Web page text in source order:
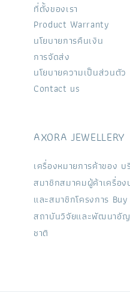
ที่ตั้งของเรา
Product Warranty
นโยบายการคืนเงิน
การจัดส่ง
นโยบายความเป็นส่วนตัว
Contact us
AXORA JEWELLERY
เครื่องหมายการค้าของ
สมาชิกสมาคมผู้ค้าเครื่
และสมาชิกโครงการ
สถาบันวิจัยและพัฒนาอั
ชาติ